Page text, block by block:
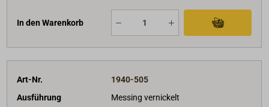
In den Warenkorb
Art-Nr.
1940-505
Ausführung
Messing vernickelt